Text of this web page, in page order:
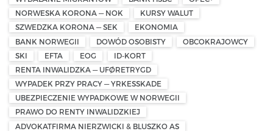
NORWESKA KORONA — NOK
KURSY WALUT
SZWEDZKA KORONA — SEK
EKONOMIA
BANK NORWEGII
DOWÓD OSOBISTY
OBCOKRAJOWCY
SKI
EFTA EOG
ID-KORT
RENTA INWALIDZKA — UFØRETRYGD
WYPADEK PRZY PRACY — YRKESSKADE
UBEZPIECZENIE WYPADKOWE W NORWEGII
PRAWO DO RENTY INWALIDZKIEJ
ADVOKATFIRMA NIERZWICKI & BLUSZKO AS